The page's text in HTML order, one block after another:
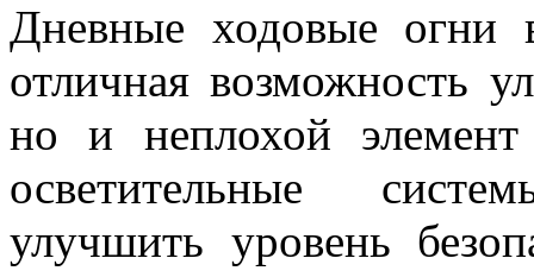
Дневные ходовые огни
отличная возможность
но и неплохой
осветительные
улучшить уровень